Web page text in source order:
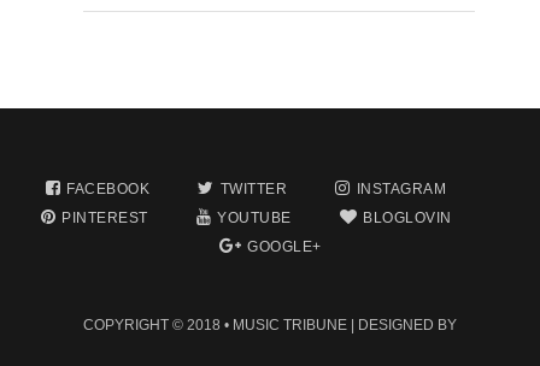
FACEBOOK TWITTER
INSTAGRAM
PINTEREST
YOUTUBE
BLOGLOVIN
GOOGLE+
COPYRIGHT © 2018 • MUSIC TRIBUNE | DESIGNED BY